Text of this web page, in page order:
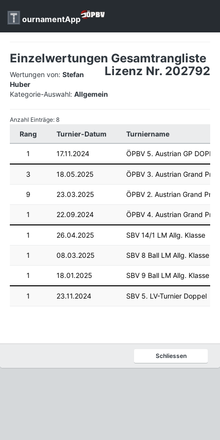
ournamentApp
Einzelwertungen Gesamtrangliste
Lizenz Nr. 202792
Wertungen von: Stefan
Huber
Kategorie-Auswahl: Allgemein
Anzahl Einträge: 8
Rang Turnier-Datum Turniername
1 17.11.2024 ÖPBV 5. Austrian GP
3 18.05.2025 ÖPBV 3. Austrian Grand Prix
9 23.03.2025 ÖPBV 2. Austrian Grand Prix
1 22.09.2024 ÖPBV 4. Austrian Grand Prix
1 26.04.2025 SBV 14/1 LM Allg. Klasse
1 08.03.2025 SBV 8 Ball LM Allg. Klasse
1 18.01.2025 SBV 9 Ball LM Allg. Klasse
1 23.11.2024 SBV 5. LV-Turnier Doppel
Schliessen